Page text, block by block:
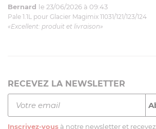
Bernard le 23/06/2026 à 09:43
Pale 1.1L pour Glacier Magimix 11031/121/123/124
«Excellent: produit et livraison»
RECEVEZ LA NEWSLETTER
Inscrivez-vous à notre newsletter et recevez